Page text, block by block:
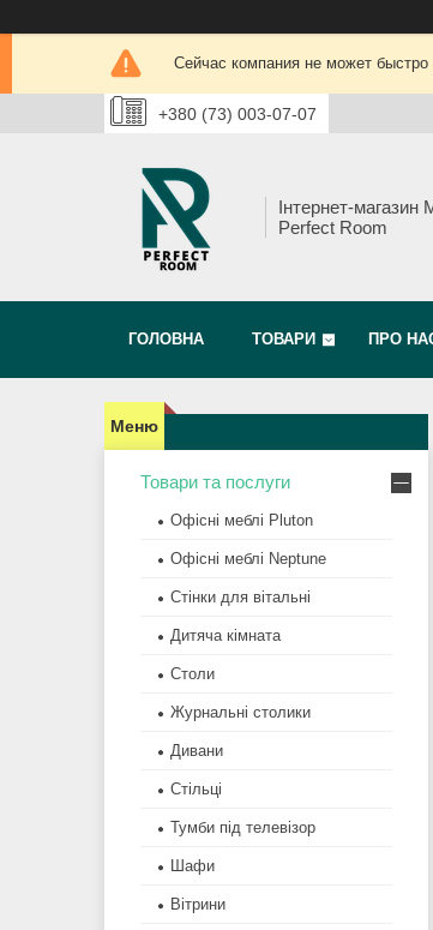
Сейчас компания не может
+380 (73) 003-07-07
Інтернет-магазин
Perfect Room
ГОЛОВНА ТОВАРИ ПРО
Товари та послуги
Офісні меблі Pluton
Офісні меблі Neptune
Стінки для вітальні
Дитяча кімната
Столи
Журнальні столики
Дивани
Стільці
Тумби під телевізор
Шафи
Вітрини